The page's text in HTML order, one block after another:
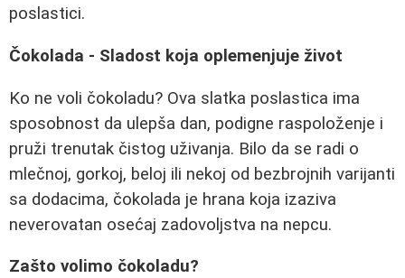
poslastici.
Čokolada - Sladost koja oplemenjuje život
Ko ne voli čokoladu? Ova slatka poslastica ima
sposobnost da ulepša dan, podigne raspoloženje i
pruži trenutak čistog uživanja. Bilo da se radi o
mlečnoj, gorkoj, beloj ili nekoj od bezbrojnih varijanti
sa dodacima, čokolada je hrana koja izaziva
neverovatan osećaj zadovoljstva na nepcu.
Zašto volimo čokoladu?